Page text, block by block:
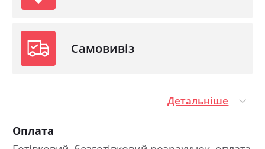
Самовивіз
Детальніше
Оплата